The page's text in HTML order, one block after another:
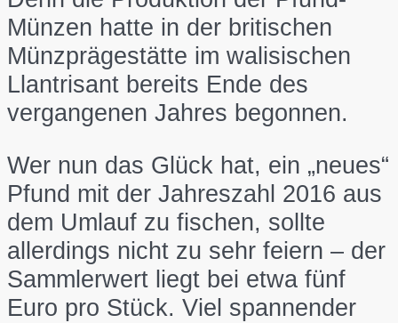
Münzen hatte in der britischen
Münzprägestätte im walisischen
Llantrisant bereits Ende des
vergangenen Jahres begonnen.
Wer nun das Glück hat, ein „neues“
Pfund mit der Jahreszahl 2016 aus
dem Umlauf zu fischen, sollte
allerdings nicht zu sehr feiern – der
Sammlerwert liegt bei etwa fünf
Euro pro Stück. Viel spannender